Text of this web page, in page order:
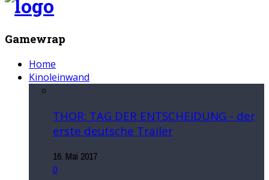
Gamewrap
Home
Kinoleinwand
THOR: TAG DER ENTSCHEIDUNG - der
erste deutsche Trailer
16. Mai 2017
0